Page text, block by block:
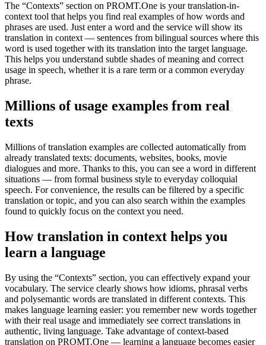
The “Contexts” section on PROMT.One is your translation-in-
context tool that helps you find real examples of how words and
phrases are used. Just enter a word and the service will show its
translation in context — sentences from bilingual sources where this
word is used together with its translation into the target language.
This helps you understand subtle shades of meaning and correct
usage in speech, whether it is a rare term or a common everyday
phrase.
Millions of usage examples from real
texts
Millions of translation examples are collected automatically from
already translated texts: documents, websites, books, movie
dialogues and more. Thanks to this, you can see a word in different
situations — from formal business style to everyday colloquial
speech. For convenience, the results can be filtered by a specific
translation or topic, and you can also search within the examples
found to quickly focus on the context you need.
How translation in context helps you
learn a language
By using the “Contexts” section, you can effectively expand your
vocabulary. The service clearly shows how idioms, phrasal verbs
and polysemantic words are translated in different contexts. This
makes language learning easier: you remember new words together
with their real usage and immediately see correct translations in
authentic, living language. Take advantage of context-based
translation on PROMT.One — learning a language becomes easier